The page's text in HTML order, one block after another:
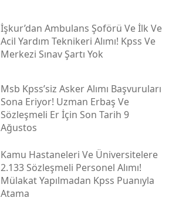
İşkur’dan Ambulans Şoförü Ve İlk Ve
Acil Yardım Teknikeri Alımı! Kpss Ve
Merkezi Sınav Şartı Yok
Msb Kpss’siz Asker Alımı Başvuruları
Sona Eriyor! Uzman Erbaş Ve
Sözleşmeli Er İçin Son Tarih 9
Ağustos
Kamu Hastaneleri Ve Üniversitelere
2.133 Sözleşmeli Personel Alımı!
Mülakat Yapılmadan Kpss Puanıyla
Atama